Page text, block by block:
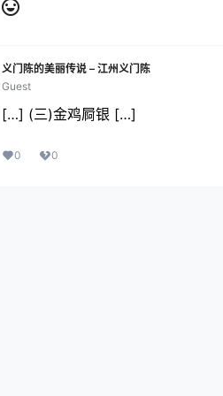
义门陈的美丽传说 – 江州义门陈
Guest
[…] (三)金鸡屙银 […]
0 0